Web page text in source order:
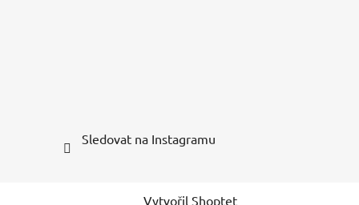
Sledovat na Instagramu
Vytvořil Shoptet